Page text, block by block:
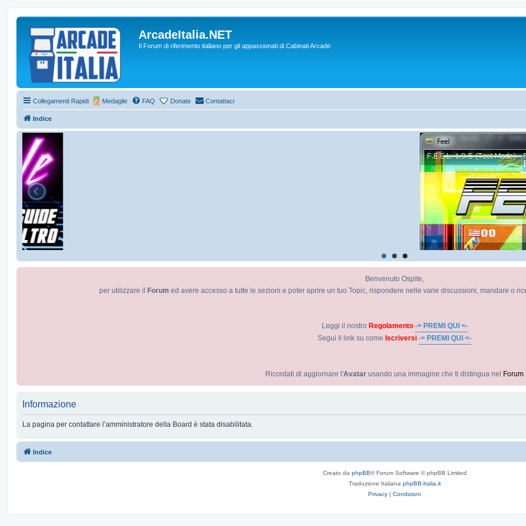
ArcadeItalia.NET
Il Forum di riferimento italiano per gli appassionati di Cabinati Arcade
Collegamenti Rapidi Medaglie FAQ Donate Contattaci
Indice
Benvenuto Ospite,
per utilizzare il
Forum ed avere accesso a tutte le sezioni e poter aprire un tuo Topic, rispondere nelle varie discussioni, mandare o
Leggi il nostro Regolamento -> PREMI QUI <-
Segui il link su come Iscriversi -> PREMI QUI <-
Ricordati di aggiornare l'Avatar usando una immagine che ti distingua nel Forum
Informazione
La pagina per contattare l’amministratore della Board è stata disabilitata.
Indice
Creato da phpBB® Forum Software © phpBB Limited
Traduzione Italiana phpBB-Italia.it
Privacy | Condizioni